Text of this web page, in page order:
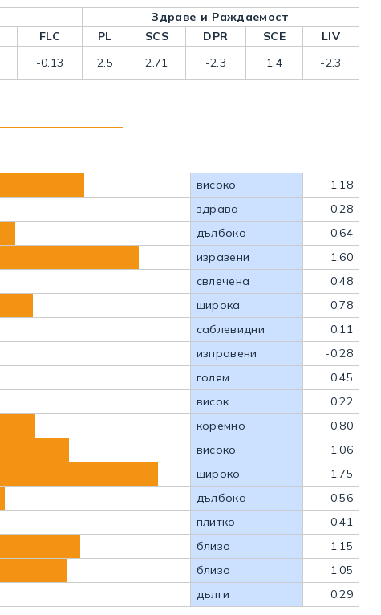
Здраве и Раждаемост
FLC PL SCS DPR SCE
LIV
-0.13 2.5 2.71 -2.3 1.4 -2.3
високо
1.18
здрава
0.28
дълбоко
0.64
изразени
1.60
свлечена
0.48
широка
0.78
саблевидни
0.11
изправени
-0.28
голям
0.45
висок
0.22
коремно
0.80
високо
1.06
широко
1.75
дълбока
0.56
плитко
0.41
близо
1.15
близо
1.05
дълги 0.29